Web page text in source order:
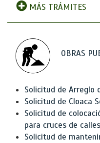
MÁS TRÁMITES
OBRAS
Solicitud de Arreglo
Solicitud de Cloaca
Solicitud de
para cruces de calles
Solicitud de